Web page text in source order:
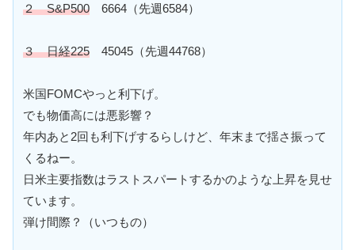
２ S&P500 6664（先週6584）
３ 日経225 45045（先週44768）
米国FOMCやっと利下げ。
でも物価高には悪影響？
年内あと2回も利下げするらしけど、年末まで揺さ振って
くるねー。
日米主要指数はラストスパートするかのような上昇を見せ
ています。
弾け間際？（いつもの）